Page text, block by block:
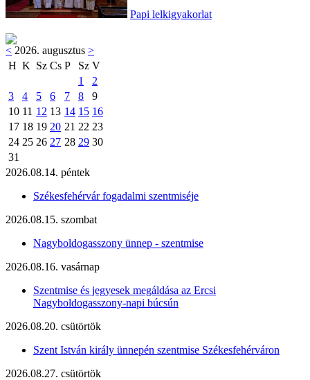
Papi lelkigyakorlat
< 2026. augusztus >
H K Sz Cs P Sz V
1
2
3
4 5 6 7 8
9
10 11 12 13 14 15 16
17 18 19 20 21 22 23
24 25 26 27 28 29 30
31
2026.08.14. péntek
Székesfehérvár fogadalmi szentmiséje
2026.08.15. szombat
Nagyboldogasszony ünnep - szentmise
2026.08.16. vasárnap
Szentmise és jegyesek megáldása az Ercsi
Nagyboldogasszony-napi búcsún
2026.08.20. csütörtök
Szent István király ünnepén szentmise Székesfehérváron
2026.08.27. csütörtök